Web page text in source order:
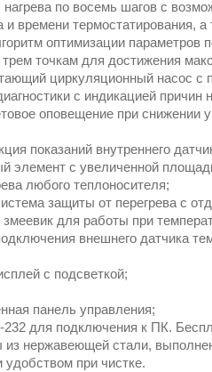
по восемь шагов с
и времени термостатирования,
оптимизации параметров
точкам для достижения
циркуляционный насос с
с индикацией причин
оповещение при снижении
показаний внутреннего
элемент с увеличенной
любого теплоносителя;
защиты от перегрева с
для работы при
внешнего датчика
с подсветкой;
панель управления;
для подключения к ПК.
из нержавеющей стали,
при чистке.